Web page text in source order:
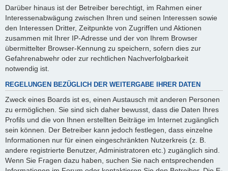
Darüber hinaus ist der Betreiber berechtigt, im Rahmen einer
Interessenabwägung zwischen Ihren und seinen Interessen sowie
den Interessen Dritter, Zeitpunkte von Zugriffen und Aktionen
zusammen mit Ihrer IP-Adresse und der von Ihrem Browser
übermittelter Browser-Kennung zu speichern, sofern dies zur
Gefahrenabwehr oder zur rechtlichen Nachverfolgbarkeit
notwendig ist.
REGELUNGEN BEZÜGLICH DER WEITERGABE IHRER DATEN
Zweck eines Boards ist es, einen Austausch mit anderen Personen
zu ermöglichen. Sie sind sich daher bewusst, dass die Daten Ihres
Profils und die von Ihnen erstellten Beiträge im Internet zugänglich
sein können. Der Betreiber kann jedoch festlegen, dass einzelne
Informationen nur für einen eingeschränkten Nutzerkreis (z. B.
andere registrierte Benutzer, Administratoren etc.) zugänglich sind.
Wenn Sie Fragen dazu haben, suchen Sie nach entsprechenden